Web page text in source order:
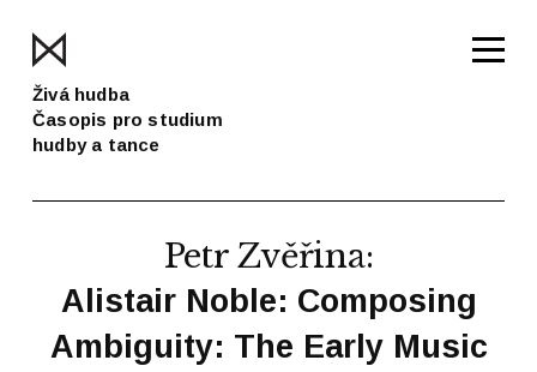
Živá hudba
Časopis pro studium
hudby a tance
Petr Zvěřina:
Alistair Noble: Composing
Ambiguity: The Early Music